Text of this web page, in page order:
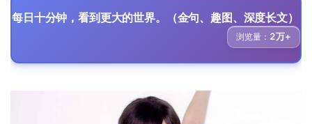
每日十分钟，看到更大的世界。（金句、趣图、深度长文）
浏览量： 2万+